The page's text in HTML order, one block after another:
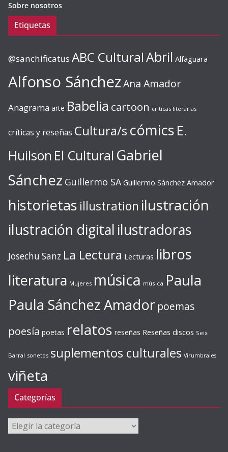
Sobre nosotros
Etiquetas
@sanchificatus ABC CulturalAbril Alfaguara
Alfonso SánchezAna Amador
Anagrama arte Babelia cartoon críticas literarias
críticas y reseñas Cultura/s cómics E.
Huilson El Cultural Gabriel
Sánchez Guillermo SA Guillermo Sánchez Amador
historietas illustration ilustración
ilustración digital ilustradoras
Josechu Sanz La Lectura Lecturas libros
literatura Mujeres música música Paula
Paula Sánchez Amador poemas
poesía poetas relatos reseñas Reseñas discos Seix
Barral sonetos suplementos culturales Virumbrales
viñeta
Categorías
Categorías